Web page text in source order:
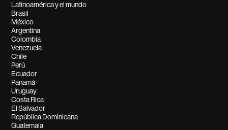
Latinoamérica y el mundo
Brasil
México
Argentina
Colombia
Venezuela
Chile
Perú
Ecuador
Panamá
Uruguay
Costa Rica
El Salvador
República Dominicana
Guatemala